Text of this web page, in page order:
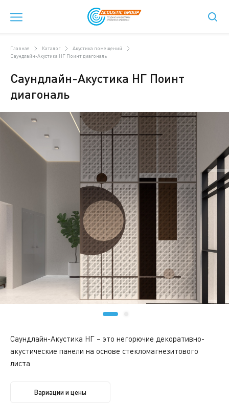
Саундлайн-Акустика НГ – это негорючие декоративно-
акустические панели на основе стекломагнезитового
листа
Вариации и цены
Главная Каталог
Акустика помещений
Саундлайн-Акустика НГ Поинт диагональ
Саундлайн-Акустика НГ Поинт
диагональ